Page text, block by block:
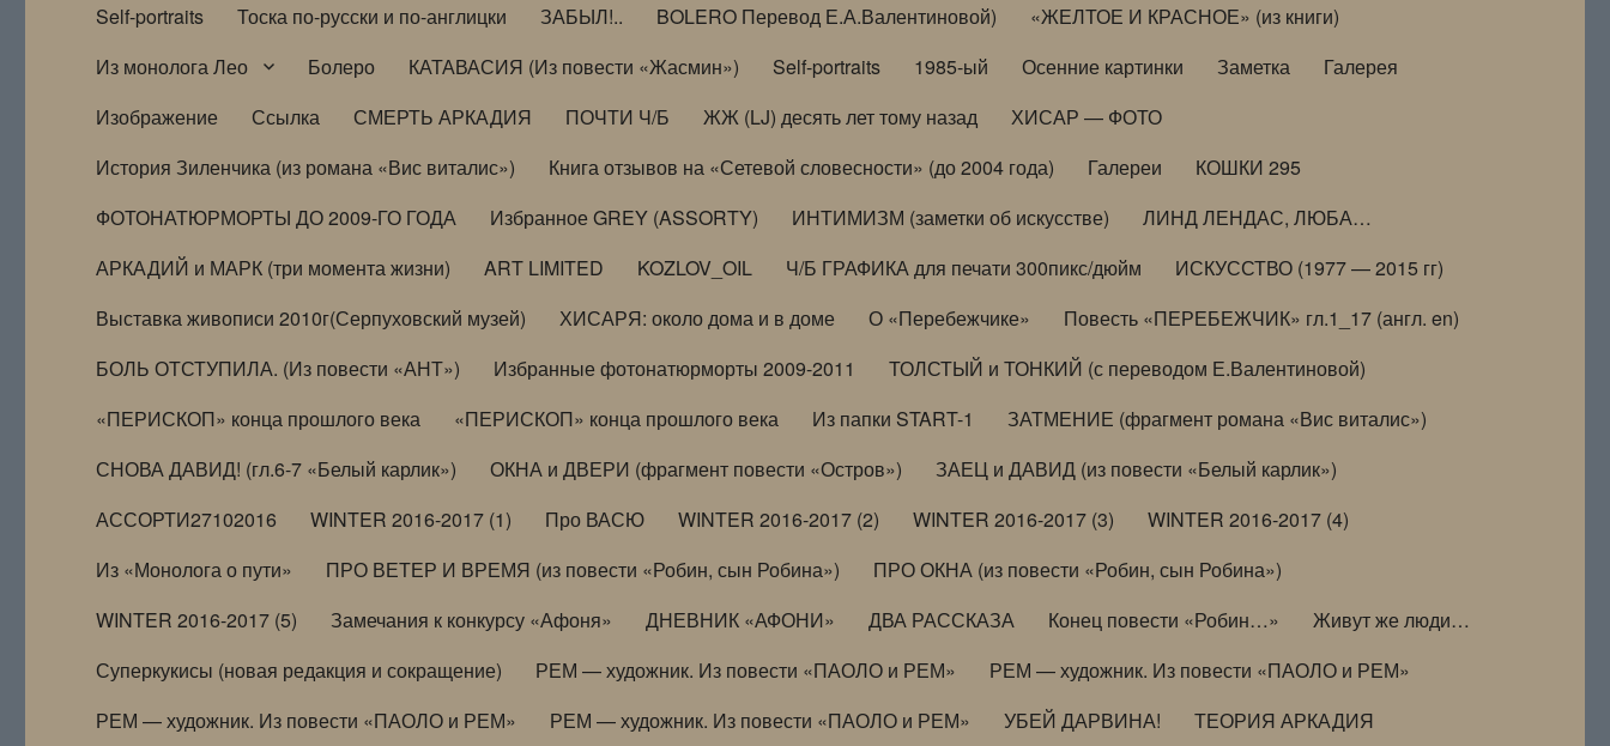
Self-portraits
Тоска по-русски и по-англицки ЗАБЫЛ!.. BOLERO Перевод Е.А.Валентиновой)
«ЖЕЛТОЕ И КРАСНОЕ» (из книги)
Из монолога Лео
Болеро КАТАВАСИЯ (Из повести «Жасмин») Self-portraits 1985-ый Осенние картинки Заметка
Галерея
Изображение
Ссылка СМЕРТЬ АРКАДИЯ ПОЧТИ Ч/Б ЖЖ (LJ) десять лет тому назад
ХИСАР — ФОТО
История Зиленчика (из романа «Вис виталис»)
Книга отзывов на «Сетевой словесности» (до 2004 года) Галереи
КОШКИ 295
ФОТОНАТЮРМОРТЫ ДО 2009-ГО ГОДА
Избранное GREY (ASSORTY) ИНТИМИЗМ (заметки об искусстве)
ЛИНД ЛЕНДАС, ЛЮБА…
АРКАДИЙ и МАРК (три момента жизни)
ART LIMITED KOZLOV_OIL Ч/Б ГРАФИКА для печати 300пикс/дюйм
ИСКУССТВО (1977 — 2015 гг)
Выставка живописи 2010г(Серпуховский музей)
ХИСАРЯ: около дома и в доме О «Перебежчике»
Повесть «ПЕРЕБЕЖЧИК» гл.1_17 (англ. en)
БОЛЬ ОТСТУПИЛА. (Из повести «АНТ»)
Избранные фотонатюрморты 2009-2011
ТОЛСТЫЙ и ТОНКИЙ (с переводом Е.Валентиновой)
«ПЕРИСКОП» конца прошлого века
«ПЕРИСКОП» конца прошлого века Из папки START-1
ЗАТМЕНИЕ (фрагмент романа «Вис виталис»)
СНОВА ДАВИД! (гл.6-7 «Белый карлик»)
ОКНА и ДВЕРИ (фрагмент повести «Остров»)
ЗАЕЦ и ДАВИД (из повести «Белый карлик»)
АССОРТИ27102016
WINTER 2016-2017 (1) Про ВАСЮ WINTER 2016-2017 (2) WINTER 2016-2017 (3)
WINTER 2016-2017 (4)
Из «Монолога о пути»
ПРО ВЕТЕР И ВРЕМЯ (из повести «Робин, сын Робина»)
ПРО ОКНА (из повести «Робин, сын Робина»)
WINTER 2016-2017 (5)
Замечания к конкурсу «Афоня» ДНЕВНИК «АФОНИ» ДВА РАССКАЗА Конец повести «Робин…»
Живут же люди…
Суперкукисы (новая редакция и сокращение)
РЕМ — художник. Из повести «ПАОЛО и РЕМ»
РЕМ — художник. Из повести «ПАОЛО и РЕМ»
РЕМ — художник. Из повести «ПАОЛО и РЕМ»
РЕМ — художник. Из повести «ПАОЛО и РЕМ» УБЕЙ ДАРВИНА!
ТЕОРИЯ АРКАДИЯ